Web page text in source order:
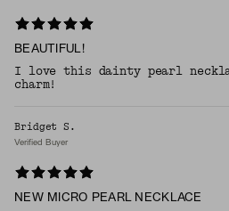
BEAUTIFUL!
I love this dainty pearl
charm!
Bridget S.
Verified Buyer
NEW MICRO PEARL NECKLACE